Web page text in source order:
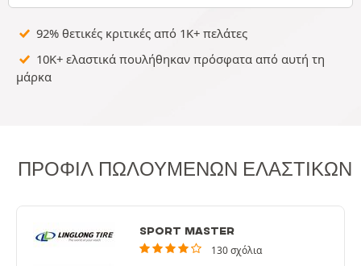
92% θετικές κριτικές από 1K+ πελάτες
10K+ ελαστικά πουλήθηκαν πρόσφατα από αυτή τη
μάρκα
ΠΡΟΦΊΛ ΠΩΛΟΎΜΕΝΩΝ ΕΛΑΣΤΙΚΏΝ
SPORT MASTER
130 σχόλια